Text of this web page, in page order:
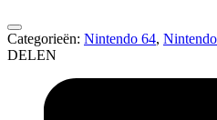
Categorieën: Nintendo 64,
DELEN